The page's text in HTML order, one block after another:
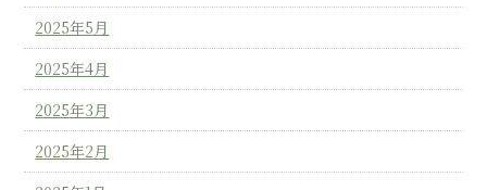
2025年5月
2025年4月
2025年3月
2025年2月